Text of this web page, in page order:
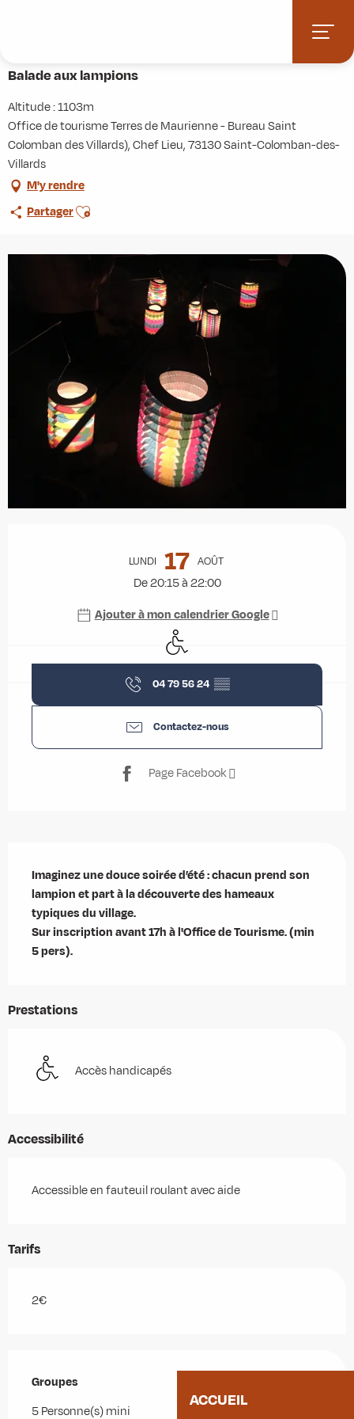
ACCUEIL
Balade aux lampions
Altitude : 1103m
Office de tourisme Terres de Maurienne - Bureau Saint
Colomban des Villards), Chef Lieu, 73130 Saint-Colomban-des-
Villards
M'y rendre
PartagerAjouter aux favoris
LUNDI 17 AOÛT
De 20:15 à 22:00
Ajouter à mon calendrier Google
Accès handicapés
04 79 56 24 ▒▒
Contactez-nous
Page Facebook
Imaginez une douce soirée d’été : chacun prend son
lampion et part à la découverte des hameaux
typiques du village.
Sur inscription avant 17h à l'Office de Tourisme. (min
5 pers).
Prestations
Accès handicapés
Accessibilité
Accessible en fauteuil roulant avec aide
Tarifs
2€
Groupes
Groupes
5 Personne(s) mini